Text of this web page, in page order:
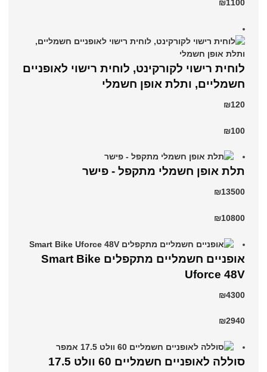
₪1100
לוחית רישוי לקורקינט, לוחית רישוי לאופניים
חשמליים, ותלת אופן חשמלי
₪120
₪100
תלת אופן חשמלי מתקפל - פישר
₪13500
₪10800
אופניים חשמליים מתקפלים Smart Bike
Uforce 48V
₪4300
₪2940
סוללה לאופניים חשמליים 60 וולט 17.5